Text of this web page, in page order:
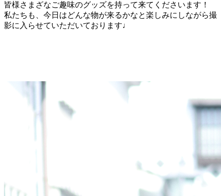
皆様さまざなご趣味のグッズを持って来てくださいます！
私たちも、今日はどんな物が来るかなと楽しみにしながら撮
影に入らせていただいております♩